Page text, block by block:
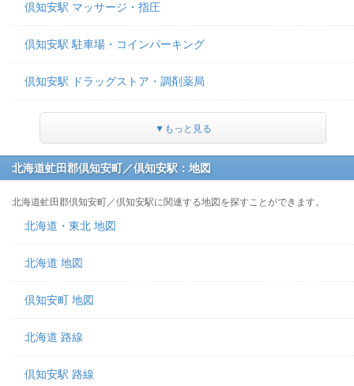
倶知安駅 マッサージ・指圧
倶知安駅 駐車場・コインパーキング
倶知安駅 ドラッグストア・調剤薬局
▼もっと見る
北海道虻田郡倶知安町／倶知安駅：地図
北海道虻田郡倶知安町／倶知安駅に関連する地図を探すことができます。
北海道・東北 地図
北海道 地図
倶知安町 地図
北海道 路線
倶知安駅 路線